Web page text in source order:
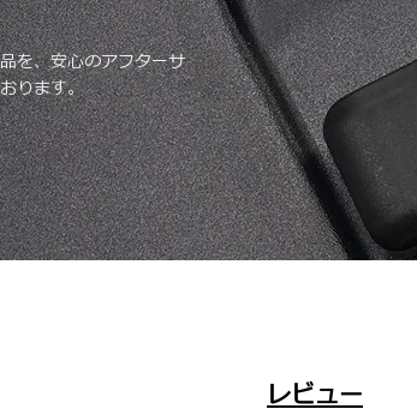
を、安心のアフターサ
ります。
レビュー